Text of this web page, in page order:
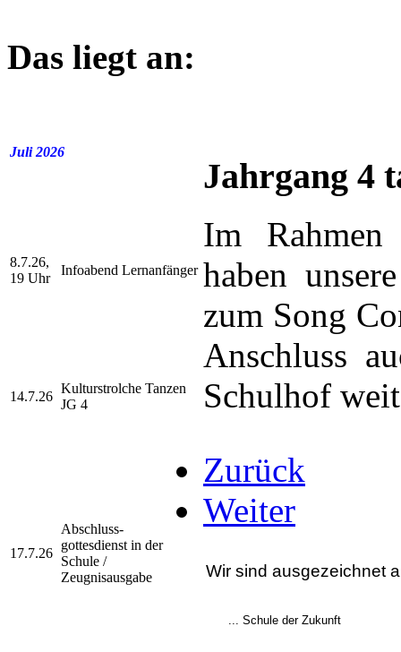
Das liegt an:
Juli 2026
8.7.26,
19 Uhr
Infoabend Lernanfänger
14.7.26
Kulturstrolche Tanzen
JG 4
17.7.26
Abschluss-
gottesdienst in der
Schule /
Zeugnisausgabe
Jahrgang 4
Im Rahmen
haben
zum Song
Anschluss
Schulhof
Zurück
Weiter
Wir sind ausgezeichnet
... Schule der Zukunft